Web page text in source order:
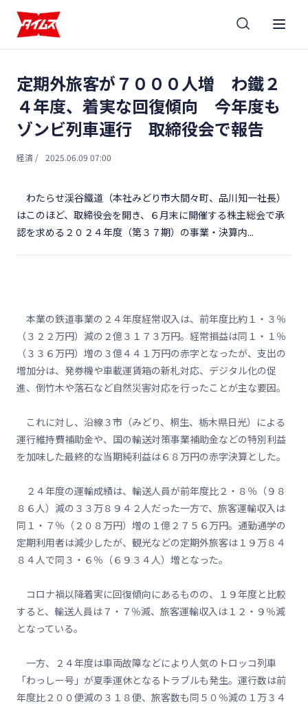
定期外旅客が７０００人増 わ鐵２
４年度、着実な回復傾向 今年度も
ゾンビ列車運行 取締役会で報告
経済 / 2025.06.09 07:00
わたらせ渓谷鐵道（本社みどり市大間々町、品川知一社長）
はこのほど、取締役会を開き、６月末に開催する株主総会で承
認を求める２０２４年度（第３７期）の事業・決算内...
本業の鉄道事業の２４年度経常収入は、前年度比約１・３％
（３２２万円）減の２億３１７３万円。経常損益は同１・１％
（３３６万円）増の３億４４１万円の赤字となったが、支出の
増加分は、発券機や車載運賃箱の新札対応、デジタル化の促
進、倒竹木や落石など自然災害対応を行ったことが主な要因。
これに対し、沿線３市（みどり、桐生、栃木県日光）による
運行維持費補助金や、国の輸送対策事業補助金などの特別利益
を加味した最終的な当期純利益は６８万円の赤字決算とした。
２４年度の運輸成績は、輸送人員が前年度比２・８％（９８
８６人）減の３３万８９４２人だった一方で、旅客運輸収入は
同１・７％（２０８万円）増の１億２７５６万円。通勤通学の
定期利用者は減少したが、観光などの定期外旅客は１９万８４
８４人で同３・６％（６９３４人）増となった。
コロナ禍以降着実に回復傾向にあるものの、１９年度と比較
すると、輸送人員は７・７％減、旅客運輸収入は１２・９％減
となっている。
一方、２４年度は車両故障などにより人気のトロッコ列車
「わっしー号」が夏季運休となるトラブルも発生。運行数は前
年度比２００便減の３１８便、旅客数も同５０％減の１万３４